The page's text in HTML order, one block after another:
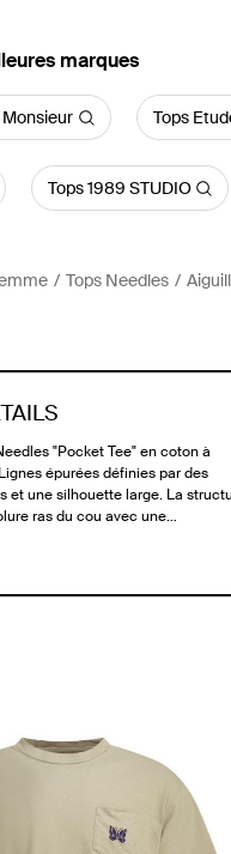
marques
Tops
Tops 1989 STUDIO
Tops Needles
"Pocket Tee" en coton à
épurées définies par des
et une silhouette large. La
ras du cou avec une…